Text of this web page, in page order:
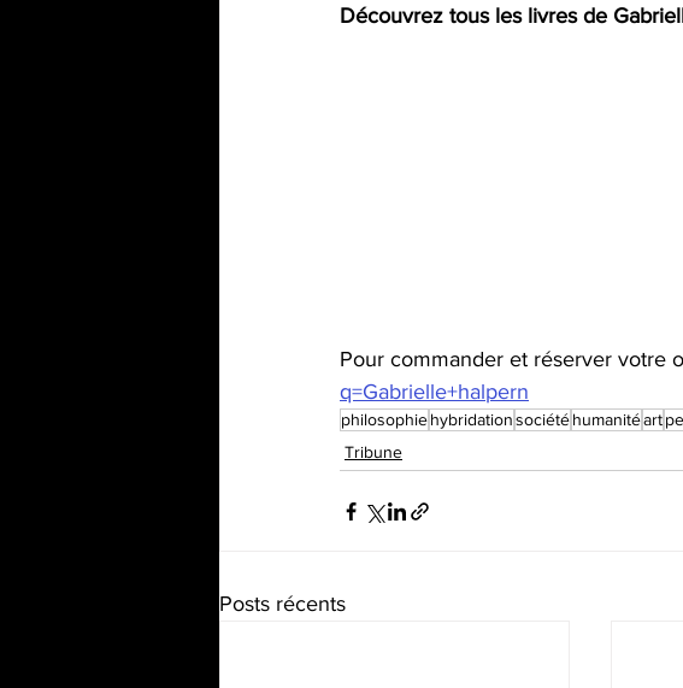
Découvrez tous les livres de
Pour commander et réserver votre
q=Gabrielle+halpern
philosophiehybridationsociétéhumanitéart
Tribune
Posts récents